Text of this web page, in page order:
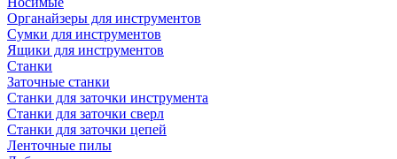
Органайзеры для инструментов
Сумки для инструментов
Ящики для инструментов
Станки
Заточные станки
Станки для заточки инструмента
Станки для заточки сверл
Станки для заточки цепей
Ленточные пилы